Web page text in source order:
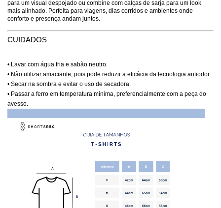
para um visual despojado ou combine com calças de sarja para um look
mais alinhado. Perfeita para viagens, dias corridos e ambientes onde
conforto e presença andam juntos.
CUIDADOS
• Lavar com água fria e sabão neutro.
• Não utilizar amaciante, pois pode reduzir a eficácia da tecnologia antiodor.
• Secar na sombra e evitar o uso de secadora.
• Passar a ferro em temperatura mínima, preferencialmente com a peça do
avesso.